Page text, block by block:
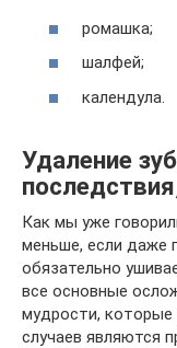
ромашка;
шалфей;
календула.
Удаление
Как мы уже
меньше, если даже
обязательно
все основные
мудрости, которые
случаев являются